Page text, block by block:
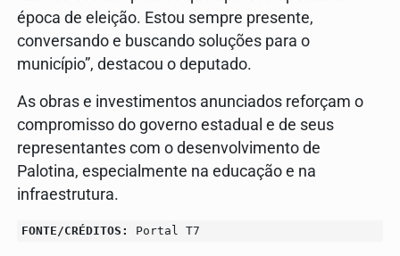
época de eleição. Estou sempre presente,
conversando e buscando soluções para o
município”, destacou o deputado.
As obras e investimentos anunciados reforçam o
compromisso do governo estadual e de seus
representantes com o desenvolvimento de
Palotina, especialmente na educação e na
infraestrutura.
FONTE/CRÉDITOS: Portal T7